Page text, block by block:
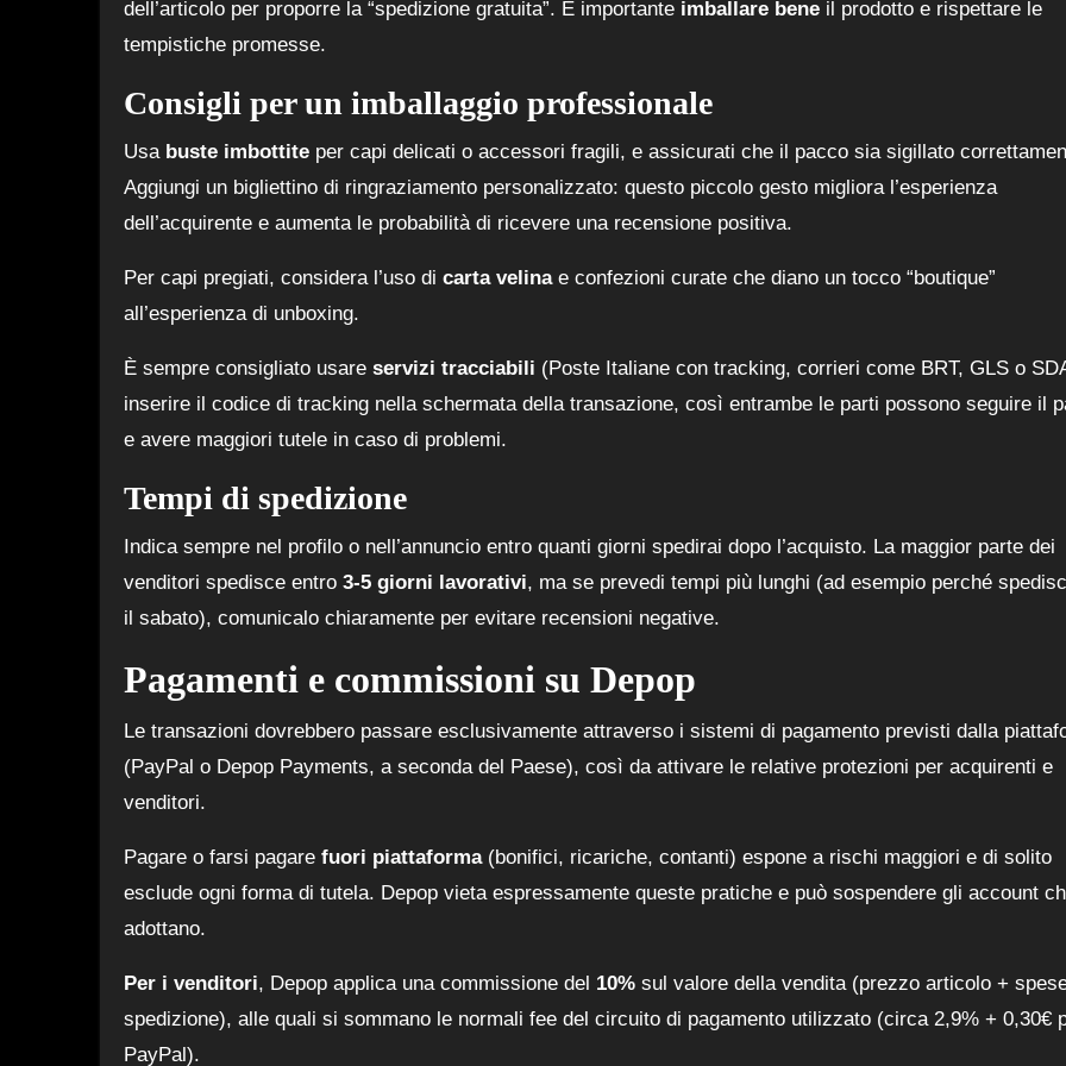
dell’articolo per proporre la “spedizione gratuita”. È importante imballare bene il prodotto e rispettare le
tempistiche promesse.
Consigli per un imballaggio professionale
Usa buste imbottite per capi delicati o accessori fragili, e assicurati che il pacco sia sigillato
Aggiungi un bigliettino di ringraziamento personalizzato: questo piccolo gesto migliora l’esperienza
dell’acquirente e aumenta le probabilità di ricevere una recensione positiva.
Per capi pregiati, considera l’uso di carta velina e confezioni curate che diano un tocco “boutique”
all’esperienza di unboxing.
È sempre consigliato usare servizi tracciabili (Poste Italiane con tracking, corrieri come BRT, GLS o
inserire il codice di tracking nella schermata della transazione, così entrambe le parti possono seguire il
e avere maggiori tutele in caso di problemi.
Tempi di spedizione
Indica sempre nel profilo o nell’annuncio entro quanti giorni spedirai dopo l’acquisto. La maggior parte dei
venditori spedisce entro 3-5 giorni lavorativi, ma se prevedi tempi più lunghi (ad esempio perché
il sabato), comunicalo chiaramente per evitare recensioni negative.
Pagamenti e commissioni su Depop
Le transazioni dovrebbero passare esclusivamente attraverso i sistemi di pagamento previsti dalla
(PayPal o Depop Payments, a seconda del Paese), così da attivare le relative protezioni per acquirenti e
venditori.
Pagare o farsi pagare fuori piattaforma (bonifici, ricariche, contanti) espone a rischi maggiori e di solito
esclude ogni forma di tutela. Depop vieta espressamente queste pratiche e può sospendere gli account
adottano.
Per i venditori, Depop applica una commissione del 10% sul valore della vendita (prezzo articolo +
spedizione), alle quali si sommano le normali fee del circuito di pagamento utilizzato (circa 2,9% + 0,30€
PayPal).